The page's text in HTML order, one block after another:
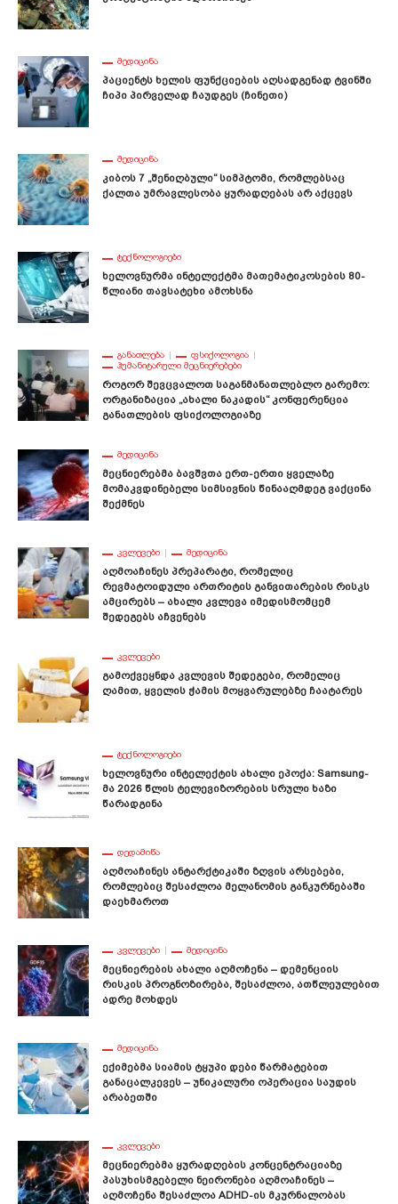
ᲛᲔᲓᲘᲪᲘᲜᲐ
Პაციენტს Ხელის Ფუნქციების Აღსადგენად Ტვინში
Ჩიპი Პირველად Ჩაუდგეს (ჩინეთი)
ᲛᲔᲓᲘᲪᲘᲜᲐ
Კიბოს 7 „შენიღბული“ Სიმპტომი, Რომლებსაც
Ქალთა Უმრავლესობა Ყურადღებას Არ Აქცევს
ᲢᲔᲥᲜᲝᲚᲝᲒᲘᲔᲑᲘ
Ხელოვნურმა Ინტელექტმა Მათემატიკოსების 80-
Წლიანი Თავსატეხი Ამოხსნა
ᲒᲐᲜᲐᲗᲚᲔᲑᲐ
ᲤᲡᲘᲥᲝᲚᲝᲒᲘᲐ
ᲰᲣᲛᲐᲜᲘᲢᲐᲠᲣᲚᲘ ᲛᲔᲪᲜᲘᲔᲠᲔᲑᲔᲑᲘ
Როგორ Შევცვალოთ Საგანმანათლებლო Გარემო:
Ორგანიზაცია „ახალი Ნაკადის“ Კონფერენცია
Განათლების Ფსიქოლოგიაზე
ᲛᲔᲓᲘᲪᲘᲜᲐ
Მეცნიერებმა Ბავშვთა Ერთ-Ერთი Ყველაზე
Მომაკვდინებელი Სიმსივნის Წინააღმდეგ Ვაქცინა
Შექმნეს
ᲙᲕᲚᲔᲕᲔᲑᲘ ᲛᲔᲓᲘᲪᲘᲜᲐ
Აღმოაჩინეს Პრეპარატი, Რომელიც
Რევმატოიდული Ართრიტის Განვითარების Რისკს
Ამცირებს – Ახალი Კვლევა Იმედისმომცემ
Შედეგებს Აჩვენებს
ᲙᲕᲚᲔᲕᲔᲑᲘ
Გამოქვეყნდა Კვლევის Შედეგები, Რომელიც
Ღამით, Ყველის Ჭამის Მოყვარულებზე Ჩაატარეს
ᲢᲔᲥᲜᲝᲚᲝᲒᲘᲔᲑᲘ
Ხელოვნური Ინტელექტის Ახალი Ეპოქა: Samsung-
Მა 2026 Წლის Ტელევიზორების Სრული Ხაზი
Წარადგინა
ᲓᲔᲓᲐᲛᲘᲬᲐ
Აღმოაჩინეს Ანტარქტიკაში Ზღვის Არსებები,
Რომლებიც Შესაძლოა Მელანომის Განკურნებაში
Დაეხმაროთ
ᲙᲕᲚᲔᲕᲔᲑᲘ ᲛᲔᲓᲘᲪᲘᲜᲐ
Მეცნიერების Ახალი Აღმოჩენა – Დემენციის
Რისკის Პროგნოზირება, Შესაძლოა, Ათწლეულებით
Ადრე Მოხდეს
ᲛᲔᲓᲘᲪᲘᲜᲐ
Ექიმებმა Სიამის Ტყუპი Დები Წარმატებით
Განაცალკევეს – Უნიკალური Ოპერაცია Საუდის
Არაბეთში
ᲙᲕᲚᲔᲕᲔᲑᲘ
Მეცნიერებმა Ყურადღების Კონცენტრაციაზე
Პასუხისმგებელი Ნეირონები Აღმოაჩინეს –
Აღმოჩენა Შესაძლოა ADHD-Ის Მკურნალობას